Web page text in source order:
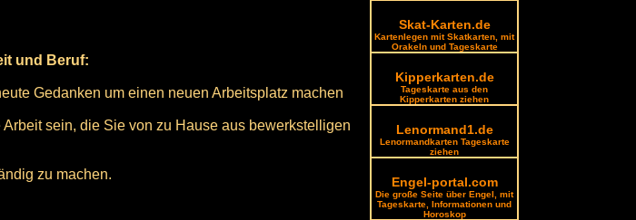
und Beruf:
Gedanken um einen neuen Arbeitsplatz machen
sein, die Sie von zu Hause aus bewerkstelligen
zu machen.
Skat-Karten.de
Kartenlegen mit Skatkarten, mit
Orakeln und Tageskarte
Kipperkarten.de
Tageskarte aus den
Kipperkarten ziehen
Lenormand1.de
Lenormandkarten Tageskarte
ziehen
Engel-portal.com
Die große Seite über Engel, mit
Tageskarte, Informationen und
Horoskop